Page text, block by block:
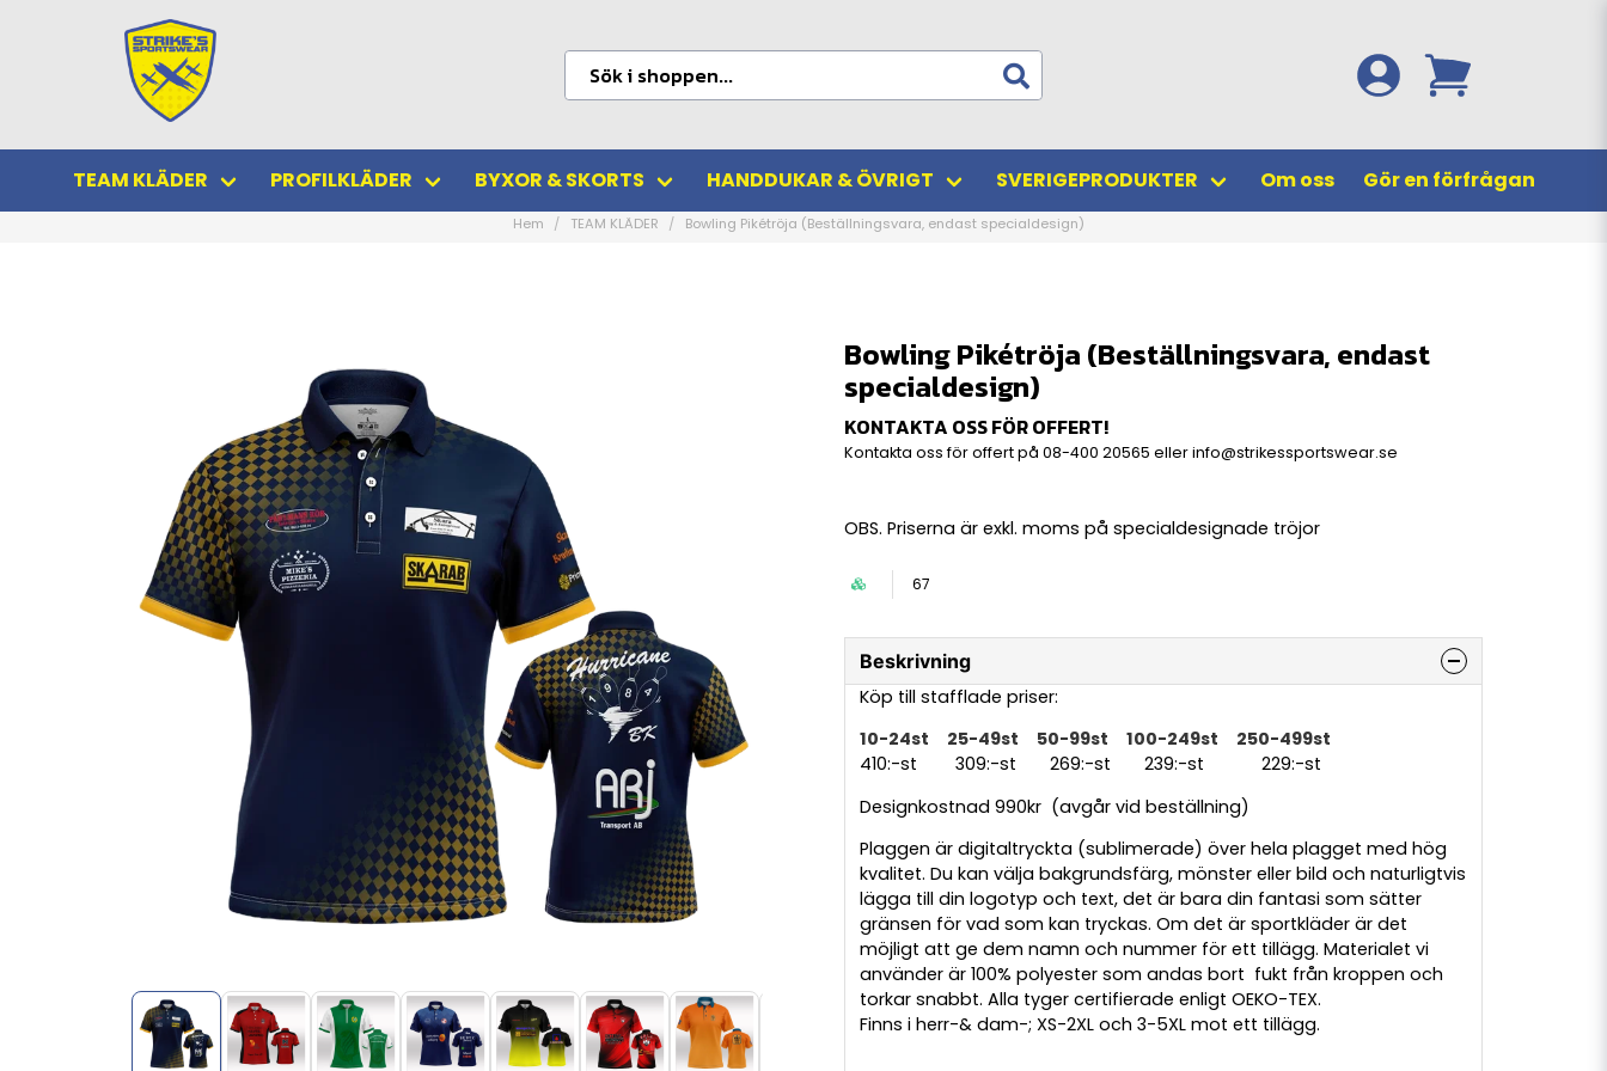
TEAM KLÄDER PROFILKLÄDER BYXOR & SKORTS HANDDUKAR & ÖVRIGT SVERIGEPRODUKTER Om oss Gör en förfrågan
Hem TEAM KLÄDER Bowling Pikétröja (Beställningsvara, endast specialdesign)
Bowling Pikétröja (Beställningsvara, endast
specialdesign)
KONTAKTA OSS FÖR OFFERT!
Kontakta oss för offert på08-400 20565 ellerinfo@strikessportswear.se
OBS. Priserna är exkl. moms på specialdesignade tröjor
67
Beskrivning
Köp till stafflade priser:
10-24st 25-49st 50-99st 100-249st 250-499st
410:-st 309:-st 269:-st 239:-st 229:-st
Designkostnad 990kr (avgår vid beställning)
Plaggen är digitaltryckta (sublimerade) över hela plagget med hög
kvalitet. Du kan välja bakgrundsfärg, mönster eller bild och naturligtvis
lägga till din logotyp och text, det är bara din fantasi som sätter
gränsen för vad som kan tryckas. Om det är sportkläder är det
möjligt att ge dem namn och nummer för ett tillägg. Materialet vi
använder är 100% polyester som andas bort fukt från kroppen och
torkar snabbt. Alla tyger certifierade enligt OEKO-TEX.
Finns i herr-& dam-; XS-2XL och 3-5XL mot ett tillägg.